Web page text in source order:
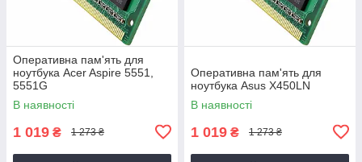
Оперативна пам'ять для
ноутбука Acer Aspire 5551,
5551G
В наявності
1 019 ₴ 1 273 ₴
Оперативна пам'ять для
ноутбука Asus X450LN
В наявності
1 019 ₴ 1 273 ₴